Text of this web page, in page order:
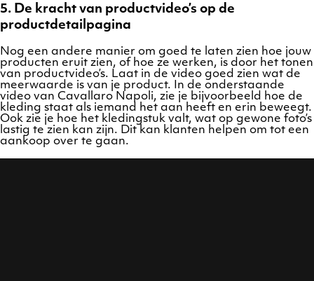
5. De kracht van productvideo’s op de
productdetailpagina
Nog een andere manier om goed te laten zien hoe jouw
producten eruit zien, of hoe ze werken, is door het tonen
van productvideo’s. Laat in de video goed zien wat de
meerwaarde is van je product. In de onderstaande
video van Cavallaro Napoli, zie je bijvoorbeeld hoe de
kleding staat als iemand het aan heeft en erin beweegt.
Ook zie je hoe het kledingstuk valt, wat op gewone foto’s
lastig te zien kan zijn. Dit kan klanten helpen om tot een
aankoop over te gaan.